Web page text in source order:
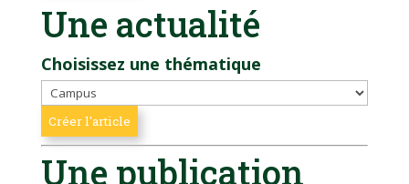
Une actualité
Choisissez une thématique
Une publication